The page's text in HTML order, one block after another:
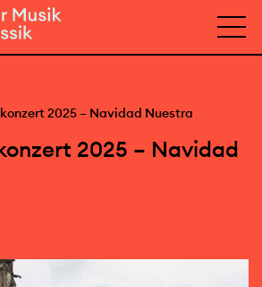
2025 – Navidad Nuestra
2025 – Navidad